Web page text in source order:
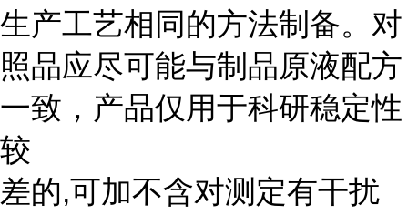
生产工艺相同的方法制备。对
照品应尽可能与制品原液配方
一致，产品仅用于科研稳定性
较
差的,可加不含对测定有干扰